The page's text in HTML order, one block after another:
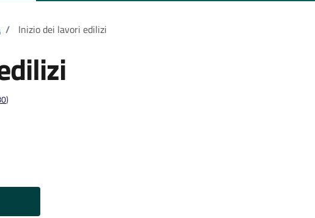
/ Inizio dei lavori edilizi
)